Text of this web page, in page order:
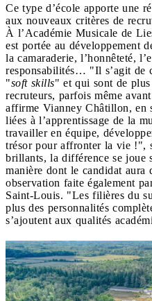
Ce type d’école apporte une
aux nouveaux critères de
À l’Académie Musicale de
est portée au développement
la camaraderie, l’honnêteté,
responsabilités… "Il s’agit de
"soft skills" et qui sont de
recruteurs, parfois même
affirme Vianney Châtillon, en
liées à l’apprentissage de la
travailler en équipe,
trésor pour affronter la vie !",
brillants, la différence se joue
manière dont le candidat aura
observation faite également
Saint-Louis. "Les filières du
plus des personnalités
s’ajoutent aux qualités